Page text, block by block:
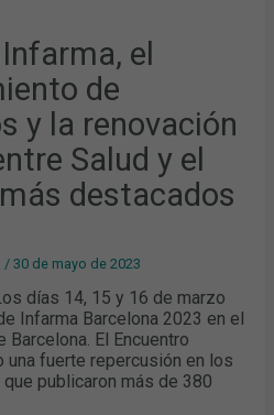
el
de
y la renovación
Salud y el
destacados
/30 de mayo de 2023
días 14, 15 y 16 de marzo
Infarma Barcelona 2023 en el
Barcelona. El Encuentro
una fuerte repercusión en los
publicaron más de 380